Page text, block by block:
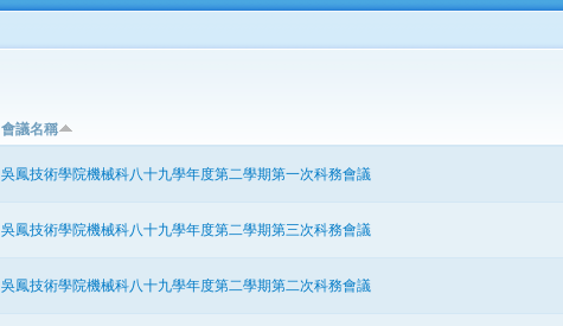
會議名稱
吳鳳技術學院機械科八十九學年度第二學期第一次科務會議
吳鳳技術學院機械科八十九學年度第二學期第三次科務會議
吳鳳技術學院機械科八十九學年度第二學期第二次科務會議